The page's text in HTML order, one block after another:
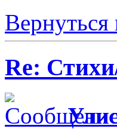
Вернуться
Re: